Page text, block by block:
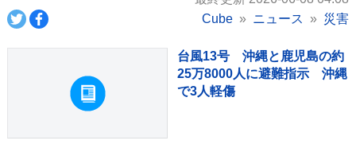
Cube
ニュース 災害
台風13号 沖縄と鹿児島の約
25万8000人に避難指示 沖縄
で3人軽傷